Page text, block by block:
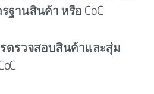
านสินค้า หรือ CoC
ตรวจสอบสินค้าและสุ่ม